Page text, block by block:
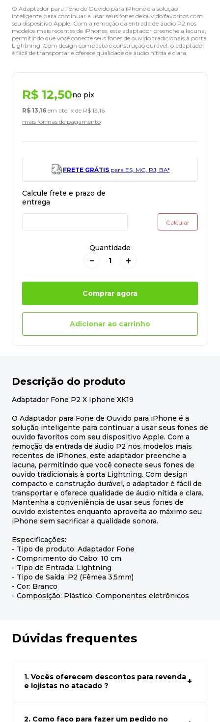
O Adaptador para Fone de Ouvido para iPhone é a solução
inteligente para continuar a usar seus fones de ouvido favoritos com
seu dispositivo Apple. Com a remoção da entrada de áudio P2 nos
modelos mais recentes de iPhones, este adaptador preenche a lacuna,
permitindo que você conecte seus fones de ouvido tradicionais à porta
Lightning. Com design compacto e construção durável, o adaptador
é fácil de transportar e oferece qualidade de áudio nítida e clara.
R$ 12,50no pix
R$ 13,16 em até 1x de R$ 13,16
mais formas de pagamento
FRETE GRÁTISpara ES, MG, RJ, BA*
Quantidade
＋
－
Comprar agora
Adicionar ao carrinho
Descrição do produto
Adaptador Fone P2 X Iphone XK19
O Adaptador para Fone de Ouvido para iPhone é a
solução inteligente para continuar a usar seus fones de
ouvido favoritos com seu dispositivo Apple. Com a
remoção da entrada de áudio P2 nos modelos mais
recentes de iPhones, este adaptador preenche a
lacuna, permitindo que você conecte seus fones de
ouvido tradicionais à porta Lightning. Com design
compacto e construção durável, o adaptador é fácil de
transportar e oferece qualidade de áudio nítida e clara.
Mantenha a conveniência de usar seus fones de
ouvido existentes enquanto aproveita ao máximo seu
iPhone sem sacrificar a qualidade sonora.
Especificações:
- Tipo de produto: Adaptador Fone
- Comprimento do Cabo: 10 cm
- Tipo de Entrada: Lightning
- Tipo de Saída: P2 (Fêmea 3,5mm)
- Cor: Branco
- Composição: Plástico, Componentes eletrônicos
Dúvidas frequentes
1. Vocês oferecem descontos para revenda
e lojistas no atacado ?
atacado empresas e compre com os melhores preços
2. Como faço para fazer um pedido no